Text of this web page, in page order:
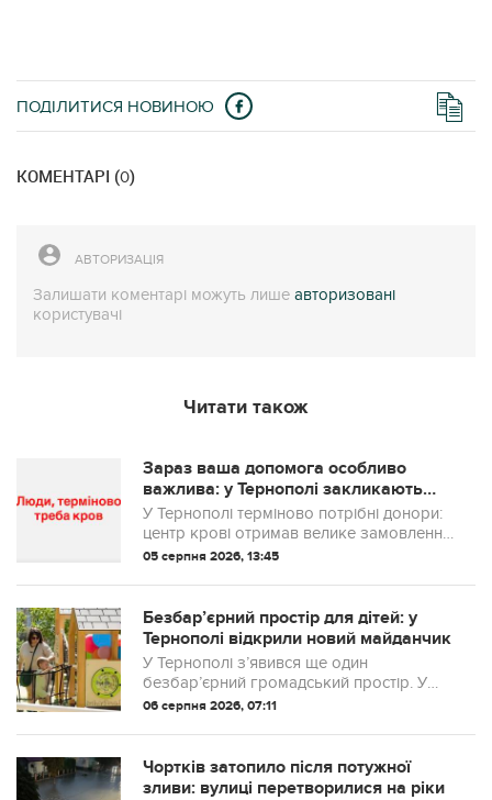
ПОДІЛИТИСЯ НОВИНОЮ
КОМЕНТАРІ (0)
АВТОРИЗАЦІЯ
Залишати коментарі можуть лише авторизовані
користувачі
Читати також
Зараз ваша допомога особливо
важлива: у Тернополі закликають
терміново здати кров для військових
У Тернополі терміново потрібні донори:
центр крові отримав велике замовлення
для потреб ЗСУ
05 серпня 2026, 13:45
Безбар’єрний простір для дітей: у
Тернополі відкрили новий майданчик
У Тернополі з’явився ще один
безбар’єрний громадський простір. У
парку «Здоров’я» на вулиці Волинській
майданчик, облаштований для
комфортного дозвілля ...
06 серпня 2026, 07:11
Чортків затопило після потужної
зливи: вулиці перетворилися на ріки